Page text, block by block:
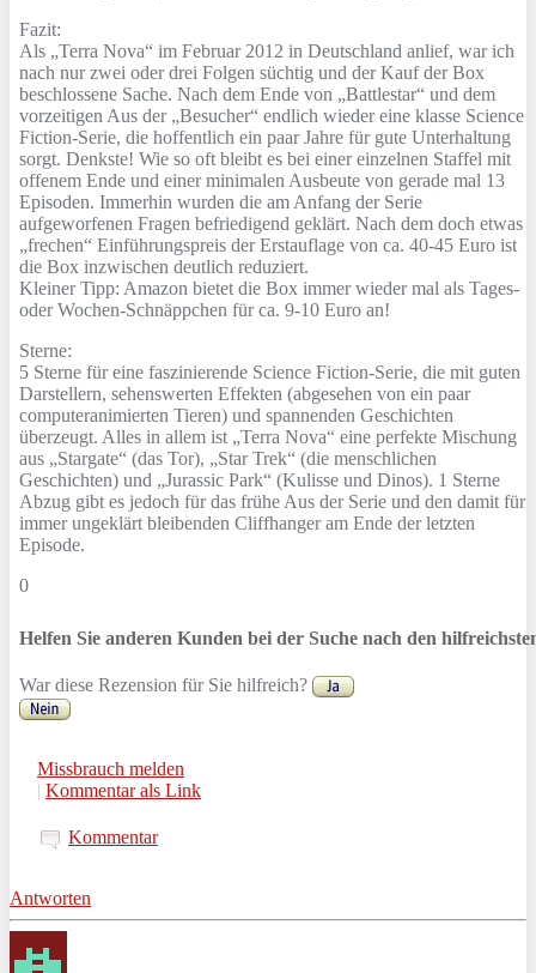
Fazit:
Als „Terra Nova“ im Februar 2012 in Deutschland anlief, war ich
nach nur zwei oder drei Folgen süchtig und der Kauf der Box
beschlossene Sache. Nach dem Ende von „Battlestar“ und dem
vorzeitigen Aus der „Besucher“ endlich wieder eine klasse Science
Fiction-Serie, die hoffentlich ein paar Jahre für gute Unterhaltung
sorgt. Denkste! Wie so oft bleibt es bei einer einzelnen Staffel mit
offenem Ende und einer minimalen Ausbeute von gerade mal 13
Episoden. Immerhin wurden die am Anfang der Serie
aufgeworfenen Fragen befriedigend geklärt. Nach dem doch etwas
„frechen“ Einführungspreis der Erstauflage von ca. 40-45 Euro ist
die Box inzwischen deutlich reduziert.
Kleiner Tipp: Amazon bietet die Box immer wieder mal als Tages-
oder Wochen-Schnäppchen für ca. 9-10 Euro an!
Sterne:
5 Sterne für eine faszinierende Science Fiction-Serie, die mit guten
Darstellern, sehenswerten Effekten (abgesehen von ein paar
computeranimierten Tieren) und spannenden Geschichten
überzeugt. Alles in allem ist „Terra Nova“ eine perfekte Mischung
aus „Stargate“ (das Tor), „Star Trek“ (die menschlichen
Geschichten) und „Jurassic Park“ (Kulisse und Dinos). 1 Sterne
Abzug gibt es jedoch für das frühe Aus der Serie und den damit für
immer ungeklärt bleibenden Cliffhanger am Ende der letzten
Episode.
0
Helfen Sie anderen Kunden bei der Suche nach den
War diese Rezension für Sie hilfreich?
Missbrauch melden
| Kommentar als Link
Kommentar
Antworten